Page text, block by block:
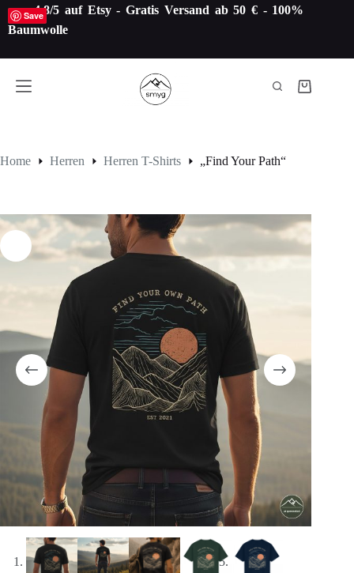
Zum
Inhalt
springen
4.8/5 auf Etsy -Gratis Versand ab 50 € - 100%
Baumwolle
Warenkorb
Home Herren Herren T-Shirts „Find Your Path“
Save